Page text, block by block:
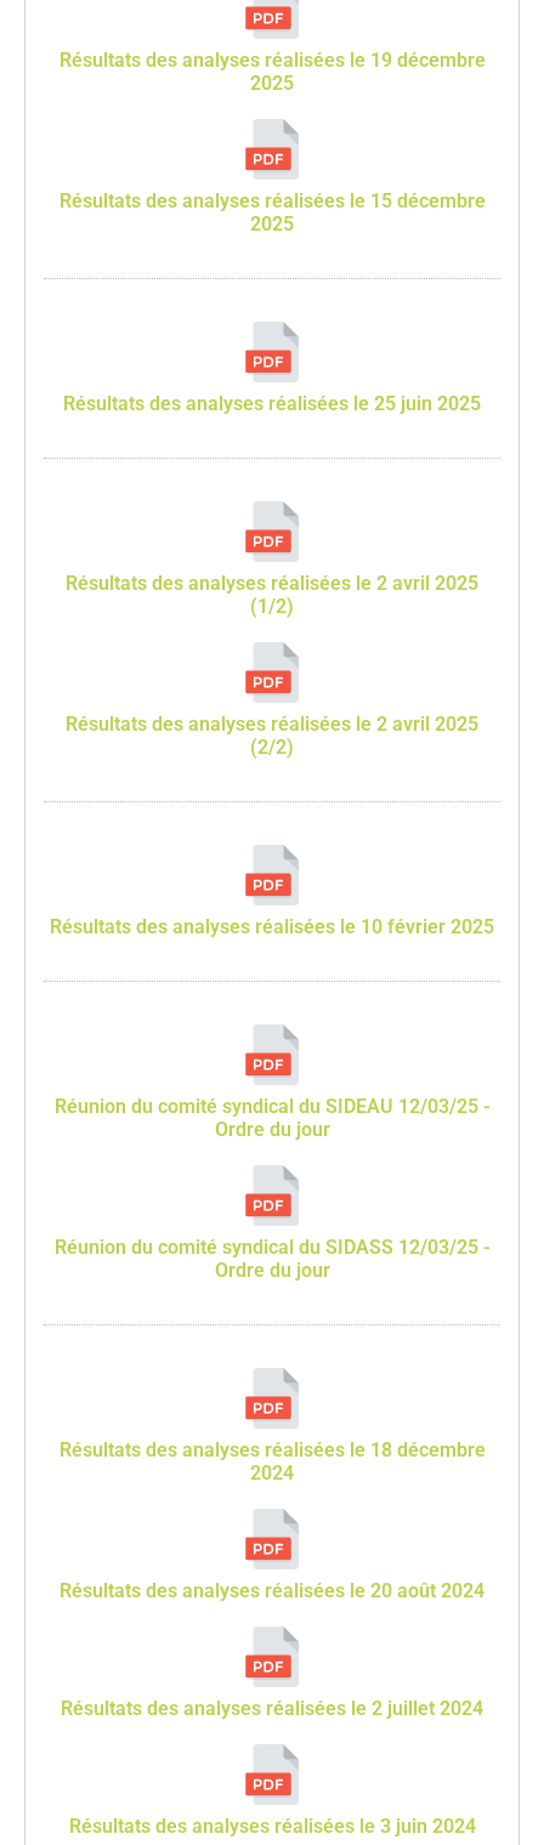
Résultats des analyses réalisées le 19 décembre
2025
Résultats des analyses réalisées le 15 décembre
2025
Résultats des analyses réalisées le 25 juin 2025
Résultats des analyses réalisées le 2 avril 2025
(1/2)
Résultats des analyses réalisées le 2 avril 2025
(2/2)
Résultats des analyses réalisées le 10 février 2025
Réunion du comité syndical du SIDEAU 12/03/25 -
Ordre du jour
Réunion du comité syndical du SIDASS 12/03/25 -
Ordre du jour
Résultats des analyses réalisées le 18 décembre
2024
Résultats des analyses réalisées le 20 août 2024
Résultats des analyses réalisées le 2 juillet 2024
Résultats des analyses réalisées le 3 juin 2024